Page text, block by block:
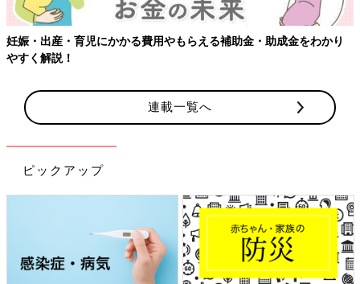
妊娠・出産・育児にかかる費用やもらえる補助金・助成金をわかり
やすく解説！
連載一覧へ
ピックアップ